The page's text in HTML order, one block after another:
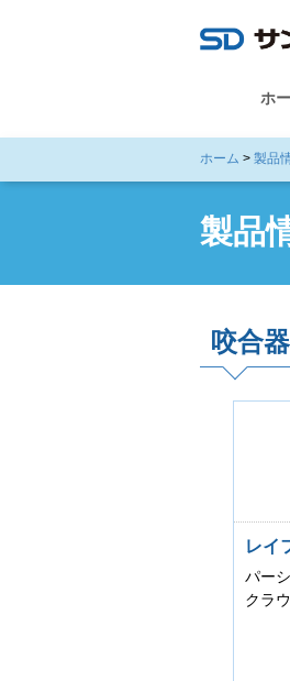
ホ
ホーム > 製品
製品
咬合器
レイ
パー
クラ